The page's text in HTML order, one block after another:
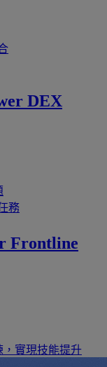
DEX
務
Frontline
實現技能提升